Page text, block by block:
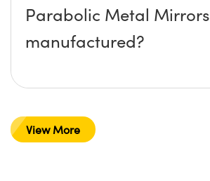
Parabolic Metal Mirrors
manufactured?
View More